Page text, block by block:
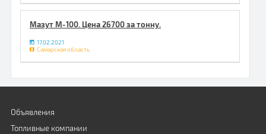
Мазут М-100. Цена 26700 за тонну.
17.02.2021
Самарская область
Объявления
Топливные компании